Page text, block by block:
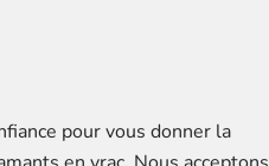
pour vous donner la